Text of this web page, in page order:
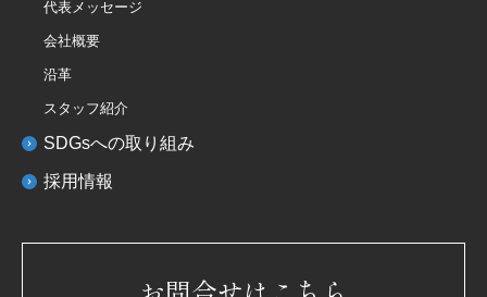
代表メッセージ
会社概要
沿革
スタッフ紹介
SDGsへの取り組み
採用情報